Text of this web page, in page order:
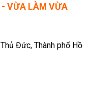
- VỪA LÀM VỪA
Đức, Thành phố Hồ